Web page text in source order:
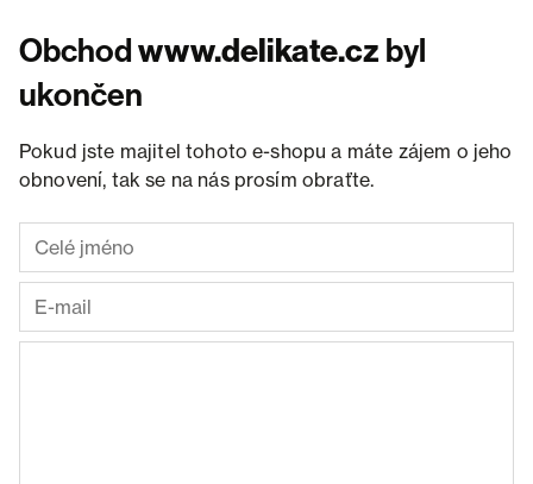
Obchodwww.delikate.cz byl
ukončen
Pokud jste majitel tohoto e-shopu a máte zájem o jeho
obnovení, tak se na nás prosím obraťte.